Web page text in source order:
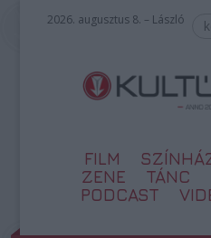
2026. augusztus 8. – László
FILM
ZENE
TÁNC
PODCAST